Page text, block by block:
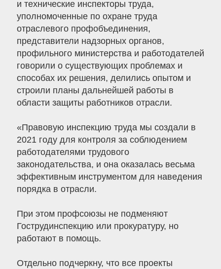
и технические инспекторы труда,
уполномоченные по охране труда
отраслевого профобъединения,
представители надзорных органов,
профильного министерства и работодателей
говорили о существующих проблемах и
способах их решения, делились опытом и
строили планы дальнейшей работы в
области защиты работников отрасли.
«Правовую инспекцию труда мы создали в
2021 году для контроля за соблюдением
работодателями трудового
законодательства, и она оказалась весьма
эффективным инструментом для наведения
порядка в отрасли.
При этом профсоюзы не подменяют
Гострудинспекцию или прокуратуру, но
работают в помощь.
Отдельно подчеркну, что все проекты